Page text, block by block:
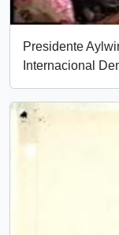
Presidente
Internacional